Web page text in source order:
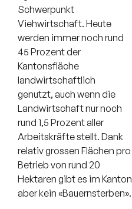
Schwerpunkt
Viehwirtschaft. Heute
werden immer noch rund
45 Prozent der
Kantonsfläche
landwirtschaftlich
genutzt, auch wenn die
Landwirtschaft nur noch
rund 1,5 Prozent aller
Arbeitskräfte stellt. Dank
relativ grossen Flächen pro
Betrieb von rund 20
Hektaren gibt es im Kanton
aber kein «Bauernsterben».